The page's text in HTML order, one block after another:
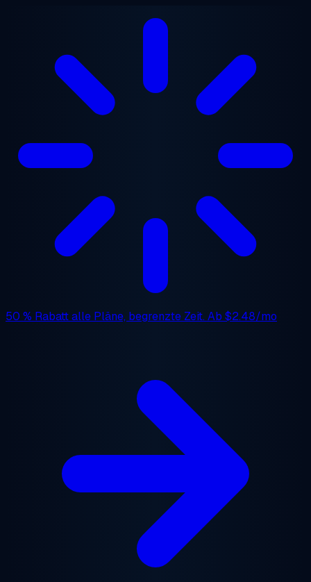
50 % Rabattalle Pläne, begrenzte Zeit. Ab $2.48/mo